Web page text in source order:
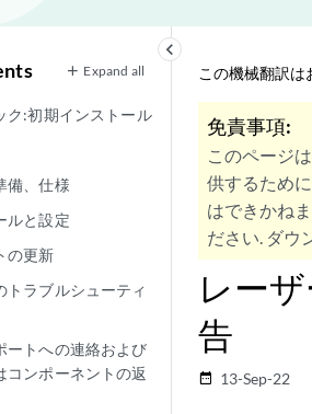
keyboard_arrow_left
Expand all
ク:初期インストール
備、仕様
ルと設定
の更新
トラブルシューティ
ートへの連絡および
コンポーネントの返
この機械翻訳は
免責事項:
このページ
供するため
はできかね
ださい. ダウ
レー
告
date_range 13-Sep-22